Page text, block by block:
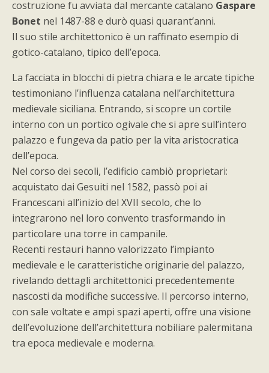
costruzione fu avviata dal mercante catalano Gaspare
Bonet nel 1487-88 e durò quasi quarant’anni.
Il suo stile architettonico è un raffinato esempio di
gotico-catalano, tipico dell’epoca.
La facciata in blocchi di pietra chiara e le arcate tipiche
testimoniano l’influenza catalana nell’architettura
medievale siciliana. Entrando, si scopre un cortile
interno con un portico ogivale che si apre sull’intero
palazzo e fungeva da patio per la vita aristocratica
dell’epoca.
Nel corso dei secoli, l’edificio cambiò proprietari:
acquistato dai Gesuiti nel 1582, passò poi ai
Francescani all’inizio del XVII secolo, che lo
integrarono nel loro convento trasformando in
particolare una torre in campanile.
Recenti restauri hanno valorizzato l’impianto
medievale e le caratteristiche originarie del palazzo,
rivelando dettagli architettonici precedentemente
nascosti da modifiche successive. Il percorso interno,
con sale voltate e ampi spazi aperti, offre una visione
dell’evoluzione dell’architettura nobiliare palermitana
tra epoca medievale e moderna.